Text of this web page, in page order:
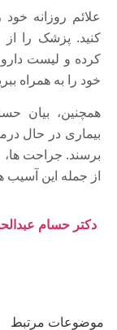
علائم روزانه
کنید. پزشک را
کرده و لیست
خود را به همراه
همچنین، بیان
بیماری در حال
برسند. جراحت ها،
از جمله این آسیب
دکتر حسام
موضوعات مرتبط